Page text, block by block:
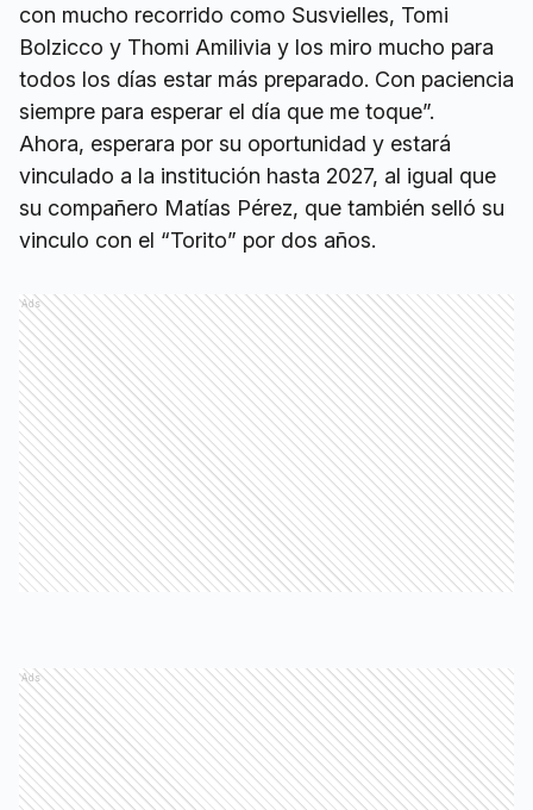
con mucho recorrido como Susvielles, Tomi
Bolzicco y Thomi Amilivia y los miro mucho para
todos los días estar más preparado. Con paciencia
siempre para esperar el día que me toque”.
Ahora, esperara por su oportunidad y estará
vinculado a la institución hasta 2027, al igual que
su compañero Matías Pérez, que también selló su
vinculo con el “Torito” por dos años.
Ads
Ads